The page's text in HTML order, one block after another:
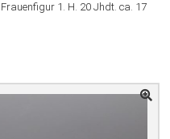
1. H. 20 Jhdt. ca. 17